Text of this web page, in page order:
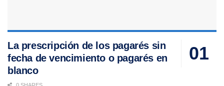
La prescripción de los pagarés sin
fecha de vencimiento o pagarés en
blanco